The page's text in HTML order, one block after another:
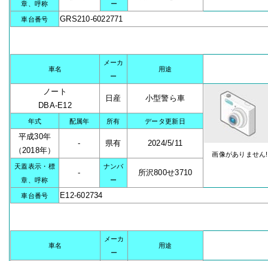
章、呼称
ー
車台番号 GRS210-6022771
車名
メーカ
ー
用途
ノート
DBA-E12
日産 小型警ら車
画像がありません!
年式 配属年 所有 データ更新日
平成30年
（2018年）
- 県有 2024/5/11
天蓋表示・標
章、呼称
-
ナンバ
ー
所沢800せ3710
車台番号 E12-602734
車名
メーカ
ー
用途